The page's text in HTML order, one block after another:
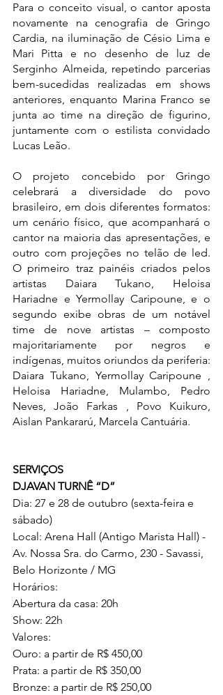
Para o conceito visual, o cantor aposta
novamente na cenografia de Gringo
Cardia, na iluminação de Césio Lima e
Mari Pitta e no desenho de luz de
Serginho Almeida, repetindo parcerias
bem-sucedidas realizadas em shows
anteriores, enquanto Marina Franco se
junta ao time na direção de figurino,
juntamente com o estilista convidado
Lucas Leão.
O projeto concebido por Gringo
celebrará a diversidade do povo
brasileiro, em dois diferentes formatos:
um cenário físico, que acompanhará o
cantor na maioria das apresentações, e
outro com projeções no telão de led.
O primeiro traz painéis criados pelos
artistas Daiara Tukano, Heloisa
Hariadne e Yermollay Caripoune, e o
segundo exibe obras de um notável
time de nove artistas – composto
majoritariamente por negros e
indígenas, muitos oriundos da periferia:
Daiara Tukano, Yermollay Caripoune ,
Heloisa Hariadne, Mulambo, Pedro
Neves, João Farkas , Povo Kuikuro,
Aislan Pankararú, Marcela Cantuária.
SERVIÇOS
DJAVAN TURNÊ “D”
Dia: 27 e 28 de outubro (sexta-feira e
sábado)
Local: Arena Hall (Antigo Marista Hall) -
Av. Nossa Sra. do Carmo, 230 - Savassi,
Belo Horizonte / MG
Horários:
Abertura da casa: 20h
Show: 22h
Valores:
Ouro: a partir de R$ 450,00
Prata: a partir de R$ 350,00
Bronze: a partir de R$ 250,00